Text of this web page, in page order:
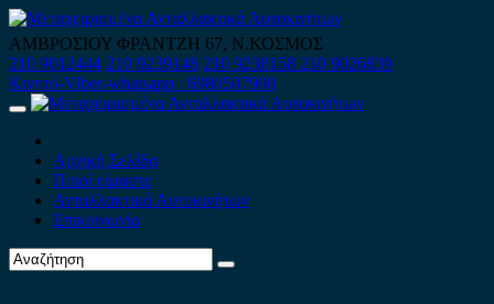
Skip
to
content
ΑΜΒΡΟΣΙΟΥ ΦΡΑΝΤΖΗ 67, Ν.ΚΟΣΜΟΣ
210 9012444 210 9239148 210 9238158 210 9026839
Κινητό-Viber-whatsapp : 6980507900
Primary
Αρχική Σελίδα
Ποιοί είμαστε
Ανταλλακτικά Αυτοκινήτων
Επικοινωνία